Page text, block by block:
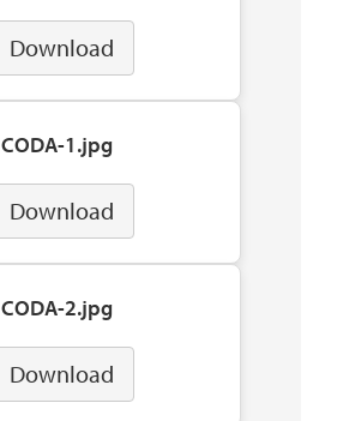
Download
CODA-1.jpg
Download
CODA-2.jpg
Download